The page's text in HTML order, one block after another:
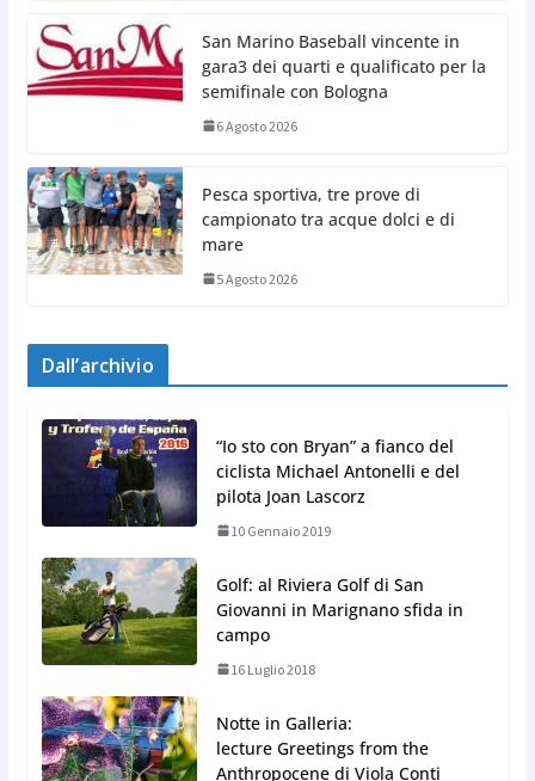
San Marino Baseball vincente in
gara3 dei quarti e qualificato per la
semifinale con Bologna
6 Agosto 2026
Pesca sportiva, tre prove di
campionato tra acque dolci e di
mare
5 Agosto 2026
Dall’archivio
“Io sto con Bryan” a fianco del
ciclista Michael Antonelli e del
pilota Joan Lascorz
10 Gennaio 2019
Golf: al Riviera Golf di San
Giovanni in Marignano sfida in
campo
16 Luglio 2018
Notte in Galleria:
lecture Greetings from the
Anthropocene di Viola Conti